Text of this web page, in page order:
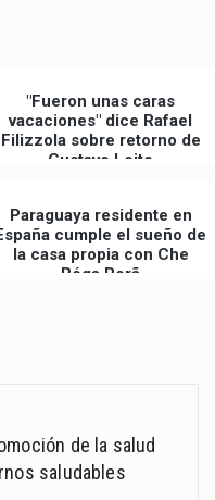
"Fueron unas caras
vacaciones" dice Rafael
Filizzola sobre retorno de
Gustavo Leite
Paraguaya residente en
cumple el sueño de
la casa propia con Che
Róga Porã
de la salud
saludables